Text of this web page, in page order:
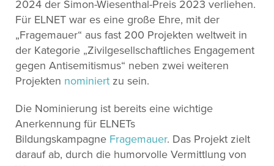
2024 der Simon-Wiesenthal-Preis 2023 verliehen.
Für ELNET war es eine große Ehre, mit der
„Fragemauer“ aus fast 200 Projekten weltweit in
der Kategorie „Zivilgesellschaftliches Engagement
gegen Antisemitismus“ neben zwei weiteren
Projekten nominiert zu sein.
Die Nominierung ist bereits eine wichtige
Anerkennung für ELNETs
Bildungskampagne Fragemauer. Das Projekt zielt
darauf ab, durch die humorvolle Vermittlung von